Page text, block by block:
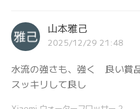
山本雅己
2025/12/29 21:48
水流の強さも、強く 良い賞
スッキリして良し